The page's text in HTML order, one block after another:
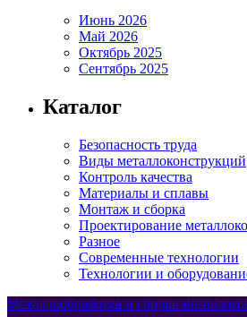
Июнь 2026
Май 2026
Октябрь 2025
Сентябрь 2025
Каталог
Безопасность труда
Виды металлоконструкций
Контроль качества
Материалы и сплавы
Монтаж и сборка
Проектирование
Разное
Современные технологии
Технологии и
Металлообработка и сборка